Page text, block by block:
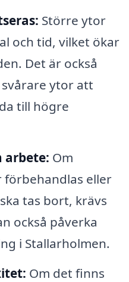
Större ytor
och tid, vilket ökar
Det är också
ytor att
till högre
arbete: Om
eller
tas bort, krävs
också påverka
i Stallarholmen.
Om det finns